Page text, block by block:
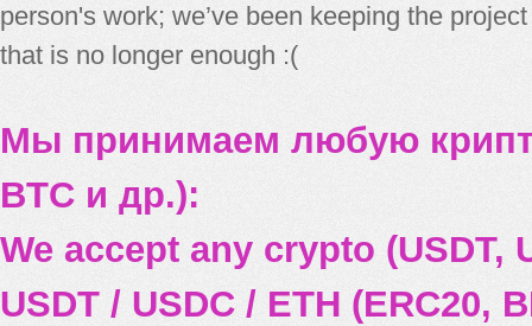
person's work; we’ve been keeping the
that is no longer enough :(
Мы принимаем любую
BTC и др.):
We accept any crypto (USDT,
USDT / USDC / ETH (ERC20,